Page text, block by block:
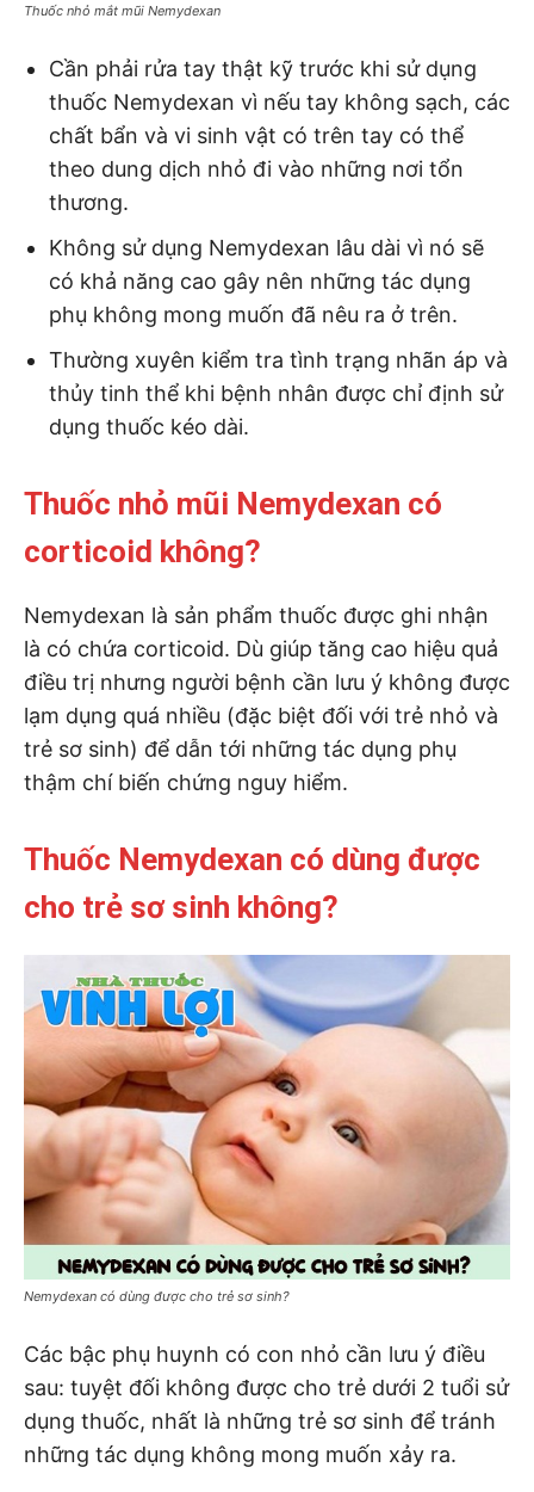
Thuốc nhỏ mắt mũi Nemydexan
Cần phải rửa tay thật kỹ trước khi sử dụng
thuốc Nemydexan vì nếu tay không sạch, các
chất bẩn và vi sinh vật có trên tay có thể
theo dung dịch nhỏ đi vào những nơi tổn
thương.
Không sử dụng Nemydexan lâu dài vì nó sẽ
có khả năng cao gây nên những tác dụng
phụ không mong muốn đã nêu ra ở trên.
Thường xuyên kiểm tra tình trạng nhãn áp và
thủy tinh thể khi bệnh nhân được chỉ định sử
dụng thuốc kéo dài.
Thuốc nhỏ mũi Nemydexan có
corticoid không?
Nemydexan là sản phẩm thuốc được ghi nhận
là có chứa corticoid. Dù giúp tăng cao hiệu quả
điều trị nhưng người bệnh cần lưu ý không được
lạm dụng quá nhiều (đặc biệt đối với trẻ nhỏ và
trẻ sơ sinh) để dẫn tới những tác dụng phụ
thậm chí biến chứng nguy hiểm.
Thuốc Nemydexan có dùng được
cho trẻ sơ sinh không?
Nemydexan có dùng được cho trẻ sơ sinh?
Các bậc phụ huynh có con nhỏ cần lưu ý điều
sau: tuyệt đối không được cho trẻ dưới 2 tuổi sử
dụng thuốc, nhất là những trẻ sơ sinh để tránh
những tác dụng không mong muốn xảy ra.